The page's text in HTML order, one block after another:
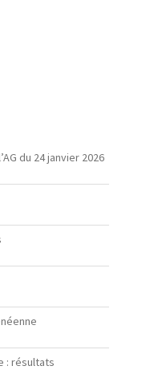
du 24 janvier 2026
: résultats